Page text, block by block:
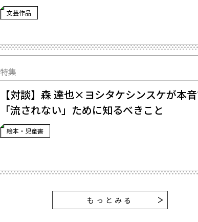
文芸作品
特集
【対談】森 達也×ヨシタケシンスケが本
「流されない」ために知るべきこと
絵本・児童書
もっとみる